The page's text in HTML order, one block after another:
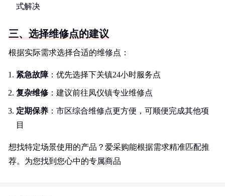
式解决
三、选择维修点的建议
根据实际需求选择合适的维修点：
紧急故障：优先选择下关镇24小时服务点
复杂维修 ：建议前往凤仪镇专业维修点
定期保养 ：市区综合维修点更方便，可顺便完成其他项
目
想找特定场景使用的产品？爱采购能根据需求精准匹配推
荐。为您找到您心中的专属商品